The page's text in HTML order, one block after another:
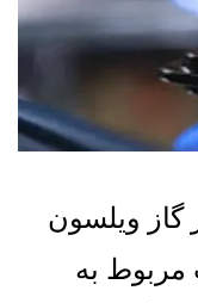
گاز ویلسون
مربوط به